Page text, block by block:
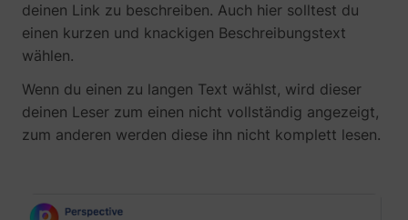
_lfa sc.lfeeder.com
deinen Link zu beschreiben. Auch hier solltest du
einen kurzen und knackigen Beschreibungstext
wählen.
Wenn du einen zu langen Text wählst, wird dieser
deinen Leser zum einen nicht vollständig angezeigt,
zum anderen werden diese ihn nicht komplett lesen.